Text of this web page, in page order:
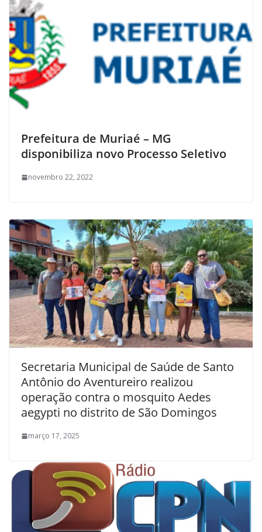
Prefeitura de Muriaé – MG
disponibiliza novo Processo Seletivo
novembro 22, 2022
Secretaria Municipal de Saúde de Santo
Antônio do Aventureiro realizou
operação contra o mosquito Aedes
aegypti no distrito de São Domingos
março 17, 2025